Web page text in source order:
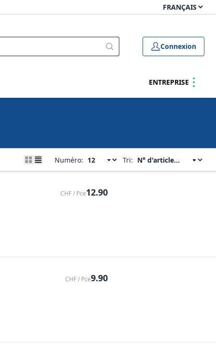
Connexion
ENTREPRISE
Numéro: Tri:
CHF / Pce12.90
CHF / Pce9.90